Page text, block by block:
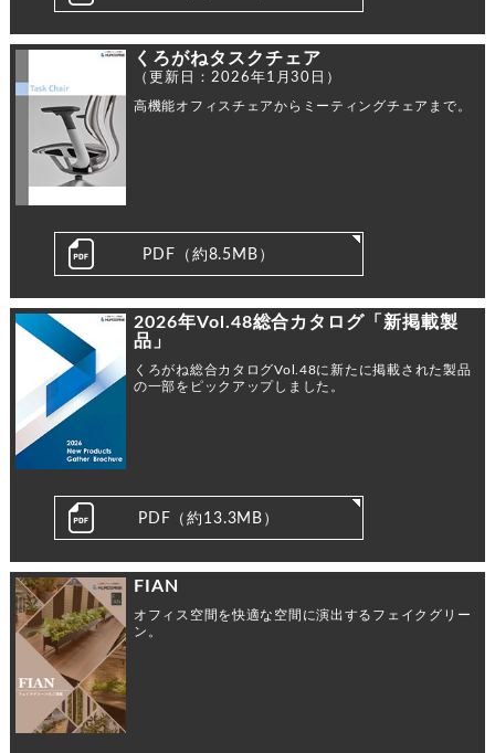
くろがねタスクチェア
（更新日：2026年1月30日）
高機能オフィスチェアからミーティングチェアまで。
PDF（約8.5MB）
2026年Vol.48総合カタログ「新掲載製
品」
くろがね総合カタログVol.48に新たに掲載された製品
の一部をピックアップしました。
PDF（約13.3MB）
FIAN
オフィス空間を快適な空間に演出するフェイクグリー
ン。